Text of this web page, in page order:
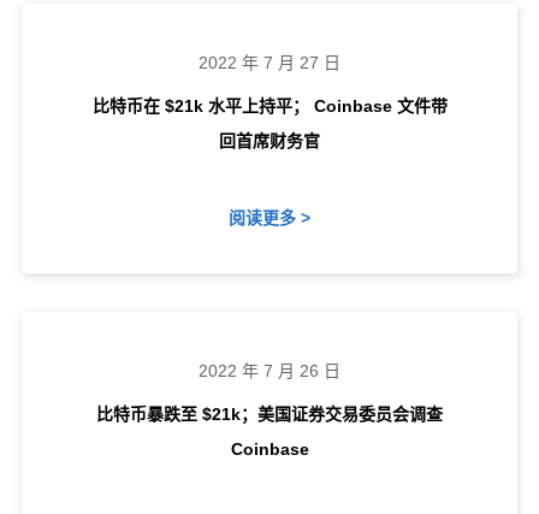
比特币在 $21k 水平上持平； Coinbase 文件带
回首席财务官
2022 年 7 月 27 日
阅读更多 >
比特币暴跌至 $21k；美国证券交易委员会调查
Coinbase
2022 年 7 月 26 日